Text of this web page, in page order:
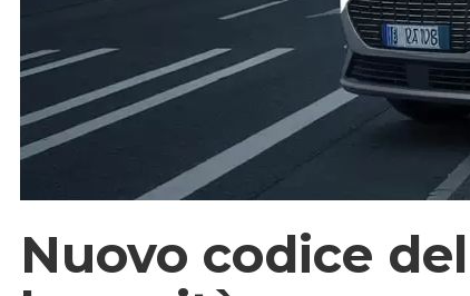
Nuovo codice